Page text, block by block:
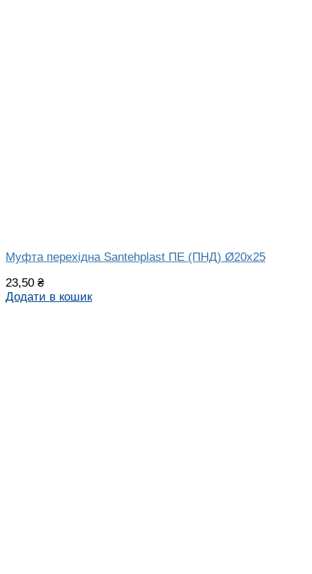
Муфта перехідна Santehplast ПЕ (ПНД) Ø20х25
23,50 ₴
Додати в кошик